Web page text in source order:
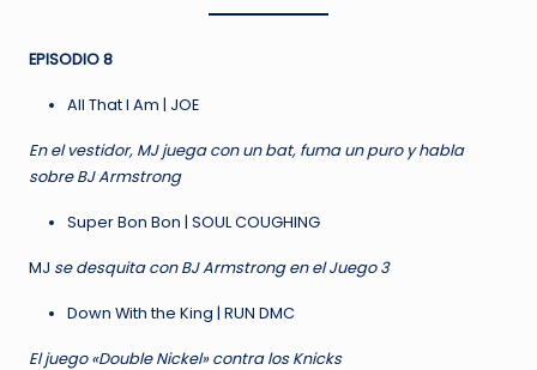
EPISODIO 8
All That I Am | JOE
En el vestidor, MJ juega con un bat, fuma un puro y habla
sobre BJ Armstrong
Super Bon Bon | SOUL COUGHING
MJ se desquita con BJ Armstrong en el Juego 3
Down With the King | RUN DMC
El juego «Double Nickel» contra los Knicks